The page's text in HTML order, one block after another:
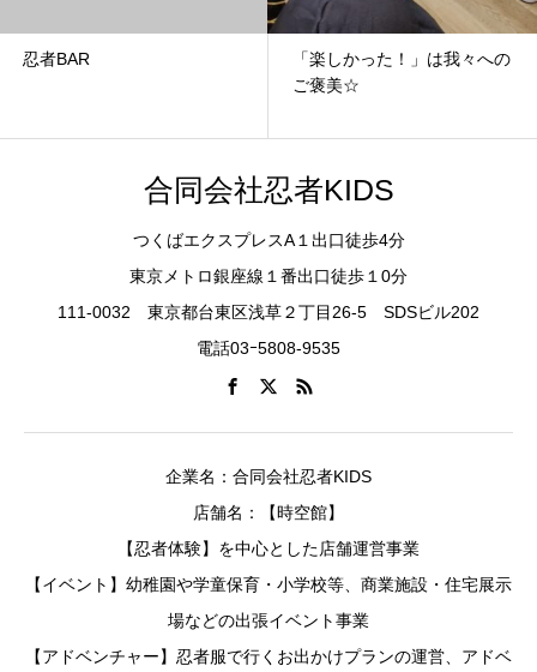
忍者BAR
「楽しかった！」は我々への
ご褒美☆
合同会社忍者KIDS
つくばエクスプレスA１出口徒歩4分
東京メトロ銀座線１番出口徒歩１0分
111-0032 東京都台東区浅草２丁目26-5 SDSビル202
電話03ｰ5808-9535
企業名：合同会社忍者KIDS
店舗名：【時空館】
【忍者体験】を中心とした店舗運営事業
【イベント】幼稚園や学童保育・小学校等、商業施設・住宅展示
場などの出張イベント事業
【アドベンチャー】忍者服で行くお出かけプランの運営、アドベ